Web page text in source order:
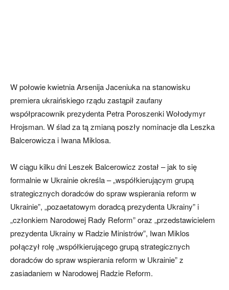
W połowie kwietnia Arsenija Jaceniuka na stanowisku
premiera ukraińskiego rządu zastąpił zaufany
współpracownik prezydenta Petra Poroszenki Wołodymyr
Hrojsman. W ślad za tą zmianą poszły nominacje dla Leszka
Balcerowicza i Iwana Miklosa.
W ciągu kilku dni Leszek Balcerowicz został – jak to się
formalnie w Ukrainie określa – „współkierującym grupą
strategicznych doradców do spraw wspierania reform w
Ukrainie”, „pozaetatowym doradcą prezydenta Ukrainy” i
„członkiem Narodowej Rady Reform” oraz „przedstawicielem
prezydenta Ukrainy w Radzie Ministrów”, Iwan Miklos
połączył rolę „współkierującego grupą strategicznych
doradców do spraw wspierania reform w Ukrainie” z
zasiadaniem w Narodowej Radzie Reform.